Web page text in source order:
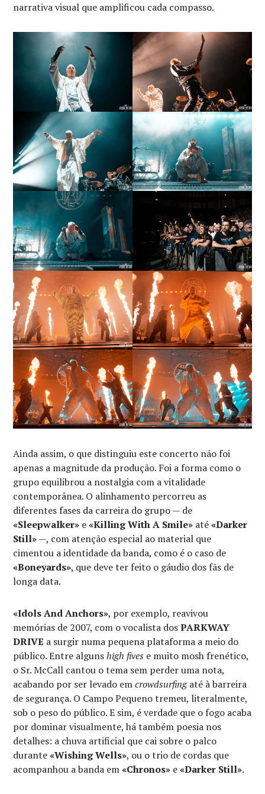
narrativa visual que amplificou cada compasso.
Ainda assim, o que distinguiu este concerto não foi
apenas a magnitude da produção. Foi a forma como o
grupo equilibrou a nostalgia com a vitalidade
contemporânea. O alinhamento percorreu as
diferentes fases da carreira do grupo — de
«Sleepwalker» e«Killing With A Smile» até«Darker
Still»—, com atenção especial ao material que
cimentou a identidade da banda, como é o caso de
«Boneyards», que deve ter feito o gáudio dos fãs de
longa data.
«Idols And Anchors», por exemplo, reavivou
memórias de 2007, com o vocalista dosPARKWAY
DRIVE a surgir numa pequena plataforma a meio do
público. Entre algunshigh fives e muito mosh frenético,
o Sr. McCall cantou o tema sem perder uma nota,
acabando por ser levado emcrowdsurfingaté à barreira
de segurança. O Campo Pequeno tremeu, literalmente,
sob o peso do público. E sim, é verdade que o fogo acaba
por dominar visualmente, há também poesia nos
detalhes: a chuva artificial que cai sobre o palco
durante«Wishing Wells», ou o trio de cordas que
acompanhou a banda em«Chronos» e«Darker Still».